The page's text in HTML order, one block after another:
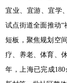
宜业、宜游、宜学
试点街道全面推动
短板，聚焦规划空
疗、养老、体育、
年，上海已完成